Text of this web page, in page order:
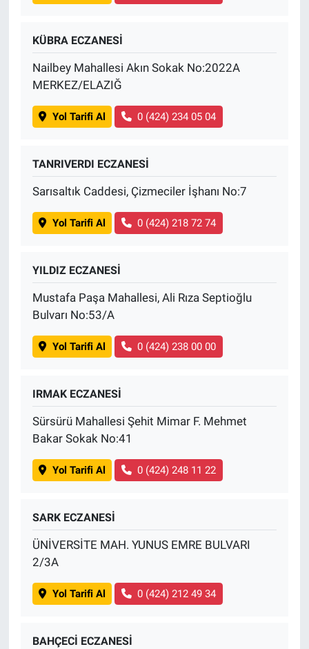
KÜBRA ECZANESİ
Nailbey Mahallesi Akın Sokak No:2022A
MERKEZ/ELAZIĞ
Yol Tarifi Al 0 (424) 234 05 04
TANRIVERDI ECZANESİ
Sarısaltık Caddesi, Çizmeciler İşhanı No:7
Yol Tarifi Al 0 (424) 218 72 74
YILDIZ ECZANESİ
Mustafa Paşa Mahallesi, Ali Rıza Septioğlu
Bulvarı No:53/A
Yol Tarifi Al 0 (424) 238 00 00
IRMAK ECZANESİ
Sürsürü Mahallesi Şehit Mimar F. Mehmet
Bakar Sokak No:41
Yol Tarifi Al 0 (424) 248 11 22
SARK ECZANESİ
ÜNİVERSİTE MAH. YUNUS EMRE BULVARI
2/3A
Yol Tarifi Al 0 (424) 212 49 34
BAHÇECİ ECZANESİ